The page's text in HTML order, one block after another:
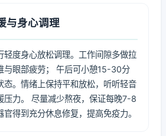
与身心调理
轻度身心放松调理。工作间隙多做拉
与眼部疲劳； 午后可小憩15-30分
态。情绪上保持平和放松，听听轻音
压力。 尽量减少熬夜，保证每晚7-8
得到充分休息修复，提高免疫力。